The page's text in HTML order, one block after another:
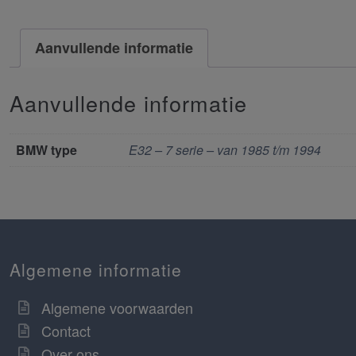
Aanvullende informatie
Aanvullende informatie
BMW type E32 – 7 serie – van 1985 t/m 1994
Algemene informatie
Algemene voorwaarden
Contact